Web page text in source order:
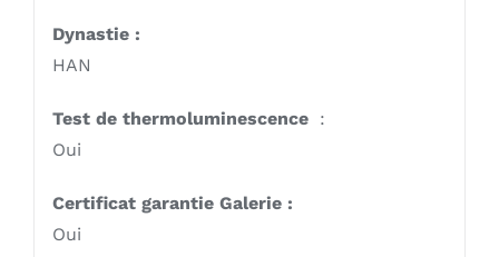
Dynastie :
HAN
Test de thermoluminescence :
Oui
Certificat garantie Galerie :
Oui